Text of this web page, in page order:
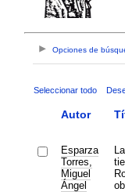
Opciones de
Seleccionar todo
Autor
Esparza
Torres,
Miguel
Ángel